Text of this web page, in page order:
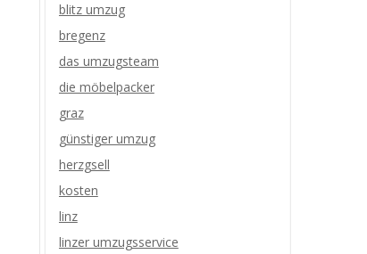
blitz umzug
bregenz
das umzugsteam
die möbelpacker
graz
günstiger umzug
herzgsell
kosten
linz
linzer umzugsservice